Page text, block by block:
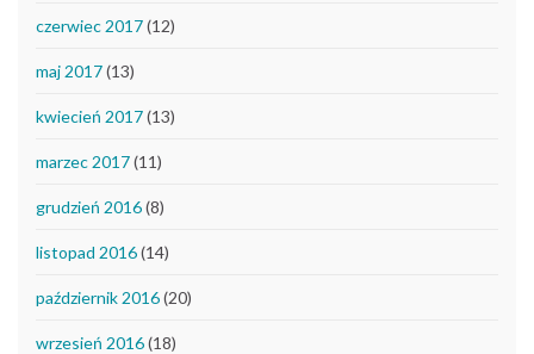
czerwiec 2017(12)
maj 2017(13)
kwiecień 2017(13)
marzec 2017(11)
grudzień 2016(8)
listopad 2016(14)
październik 2016(20)
wrzesień 2016(18)